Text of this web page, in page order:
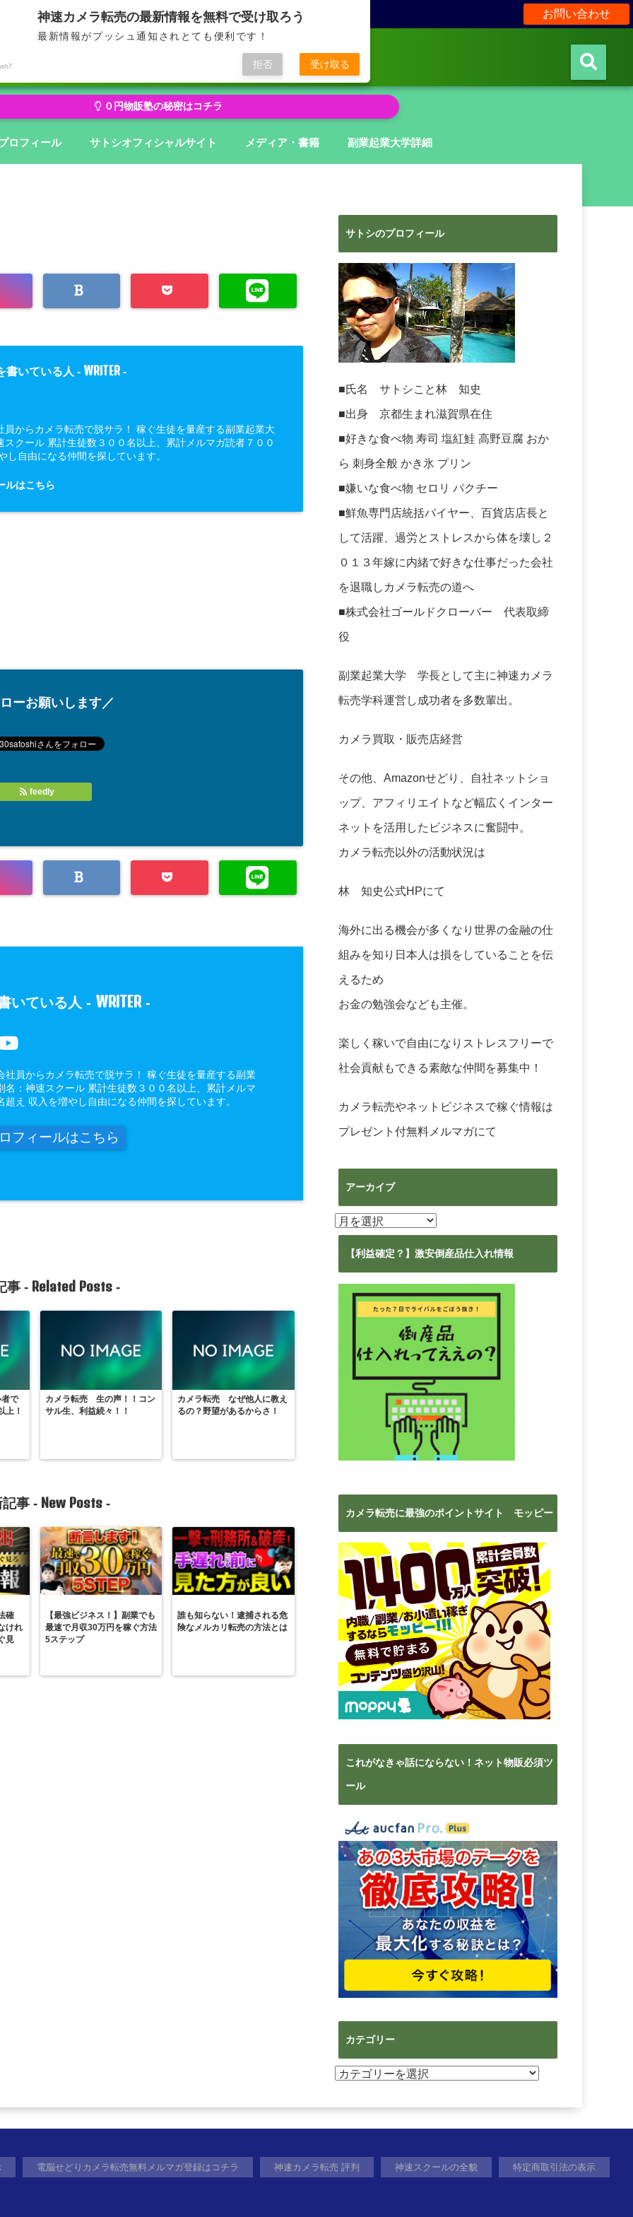
お問い合わせ
せどり・転売から物販にステージアップ
在庫から億を狙う０円物販
０円物販塾の秘密はコチラ
ロフィール サトシオフィシャルサイト メディア・書籍 副業起業大学詳細
書いている人 - WRITER -
員からカメラ転売で脱サラ！ 稼ぐ生徒を量産する副業起業大
スクール 累計生徒数３００名以上、累計メルマガ読者７００
し自由になる仲間を探しています。
ルはこちら
ーお願いします／
feedly
いている人 - WRITER-
社員からカメラ転売で脱サラ！ 稼ぐ生徒を量産する副業
名：神速スクール 累計生徒数３００名以上、累計メルマ
超え 収入を増やし自由になる仲間を探しています。
フィールはこちら
事 - Related Posts-
で
上！
カメラ転売 生の声！！コン
サル生、利益続々！！
カメラ転売 なぜ他人に教え
るの？野望があるからさ！
事 - New Posts -
確
けれ
見
【最強ビジネス！】副業でも
最速で月収30万円を稼ぐ方法
5ステップ
誰も知らない！逮捕される危
険なメルカリ転売の方法とは
サトシのプロフィール
■氏名 サトシこと林 知史
■出身 京都生まれ滋賀県在住
■好きな食べ物 寿司 塩紅鮭 高野豆腐 おか
ら 刺身全般 かき氷 プリン
■嫌いな食べ物 セロリ パクチー
■鮮魚専門店統括バイヤー、百貨店店長と
して活躍、過労とストレスから体を壊し２
０１３年嫁に内緒で好きな仕事だった会社
を退職しカメラ転売の道へ
■株式会社ゴールドクローバー 代表取締
役
副業起業大学 学長として主に神速カメラ
転売学科運営し成功者を多数輩出。
カメラ買取・販売店経営
その他、Amazonせどり、自社ネットショ
ップ、アフィリエイトなど幅広くインター
ネットを活用したビジネスに奮闘中。
カメラ転売以外の活動状況は
林 知史公式HPにて
海外に出る機会が多くなり世界の金融の仕
組みを知り日本人は損をしていることを伝
えるため
お金の勉強会なども主催。
楽しく稼いで自由になりストレスフリーで
社会貢献もできる素敵な仲間を募集中！
カメラ転売やネットビジネスで稼ぐ情報は
プレゼント付無料メルマガにて
アーカイブ
ア
ー
【利益確定？】激安倒産品仕入れ情報
カメラ転売に最強のポイントサイト モッピー
これがなきゃ話にならない！ネット物販必須ツ
ール
カテゴリー
カ
ー
電脳せどりカメラ転売無料メルマガ登録はコチラ 神速カメラ転売 評判 神速スクールの全貌 特定商取引法の表示
神速カメラ転売の最新情報を無料で受け取ろう
最新情報がプッシュ通知されとても便利です！
拒否 受け取る